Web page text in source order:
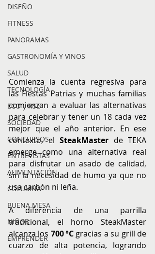
DISEÑO
FITNESS
PANORAMAS
GASTRONOMÍA Y VINOS
SALUD
TECNOLOGÍA
ECO y RSE
SOCIEDAD
CONCURSOS
ENTREVISTAS
ALIMENTACIÓN
COLUMNA
BUENA MESA
NIÑOS
EMPRENDER
Comienza la cuenta regresiva para
las Fiestas Patrias y muchas familias
comienzan a evaluar las alternativas
para celebrar y tener un 18 cada vez
mejor que el año anterior. En ese
contexto, el SteakMaster de TEKA
emerge como una alternativa real
para disfrutar un asado de calidad,
sin la necesidad de humo ya que no
usa carbón ni leña.
A diferencia de una parrilla
tradicional, el horno SteakMaster
alcanza los 700 °C gracias a su grill de
cuarzo de alta potencia, logrando